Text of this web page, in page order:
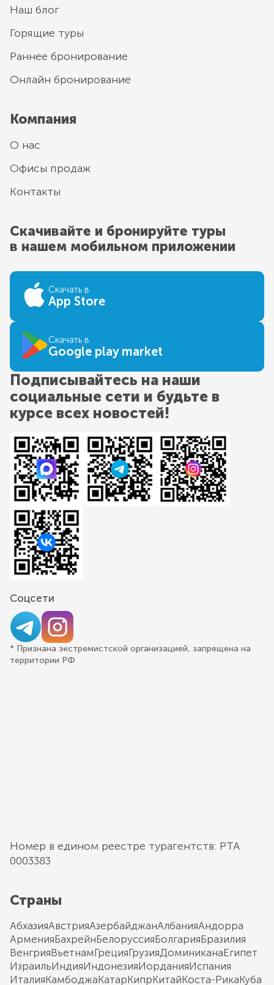
Наш блог
Горящие туры
Раннее бронирование
Онлайн бронирование
Компания
О нас
Офисы продаж
Контакты
Скачивайте и бронируйте туры
в нашем мобильном приложении
Скачать в
App Store
Скачать в
Google play market
Подписывайтесь на наши
социальные сети и будьте в
курсе всех новостей!
Соцсети
* Признана экстремистской организацией, запрещена на
территории РФ
Номер в едином реестре турагентств: РТА
0003383
Страны
АбхазияАвстрияАзербайджанАлбанияАндорра
АрменияБахрейнБелоруссияБолгарияБразилия
ВенгрияВьетнамГрецияГрузияДоминиканаЕгипет
ИзраильИндияИндонезияИорданияИспания
ИталияКамбоджаКатарКипрКитайКоста-РикаКуба